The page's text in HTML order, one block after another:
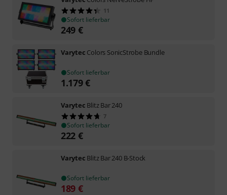
11
Sofort lieferbar
249 €
Varytec Colors SonicStrobe Bundle
Sofort lieferbar
1.179€
Varytec Blitz Bar 240
7
Sofort lieferbar
222 €
Varytec Blitz Bar 240 B-Stock
Sofort lieferbar
189 €